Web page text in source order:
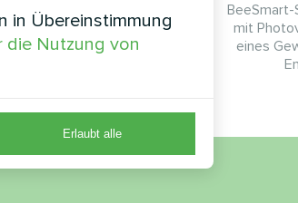
Energierückgewinnungs-
MVS sorgen für frische und
für Besucher und
mit
eines
in Übereinstimmung
die Nutzung von
Erlaubt alle